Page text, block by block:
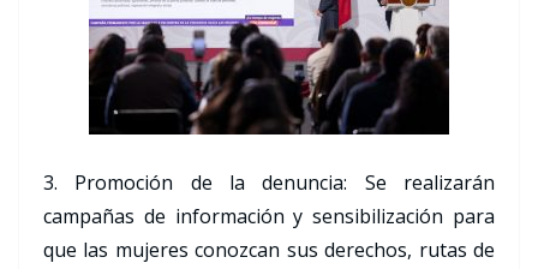
3. Promoción de la denuncia: Se realizarán
campañas de información y sensibilización para
que las mujeres conozcan sus derechos, rutas de